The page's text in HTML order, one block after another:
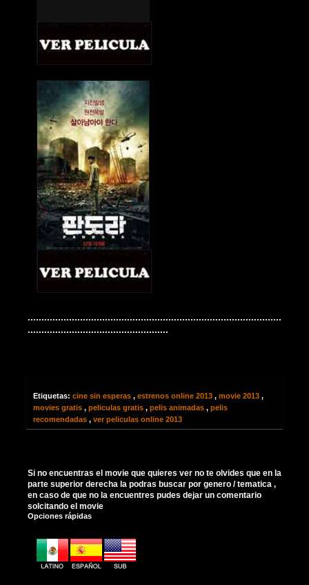
............................................................................................
...................................................
Etiquetas: cine sin esperas , estrenos online 2013 , movie 2013 ,
movies gratis , peliculas gratis , pelis animadas , pelis
recomendadas , ver peliculas online 2013
Si no encuentras el movie que quieres ver no te olvides que en la
parte superior derecha la podras buscar por genero / tematica ,
en caso de que no la encuentres pudes dejar un comentario
solcitando el movie
Opciones rápidas